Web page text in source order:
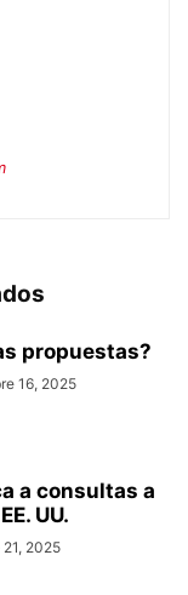
propuestas?
16, 2025
a consultas a
UU.
2025